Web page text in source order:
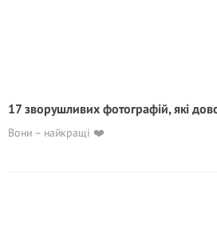
17 зворушливих фотографій, які
Вони – найкращі ❤️